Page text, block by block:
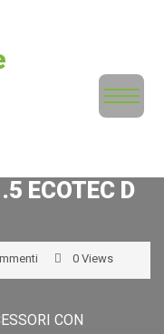
ECOTEC D
0 Views
CON